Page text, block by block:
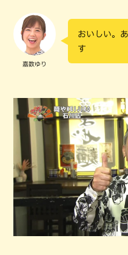
嘉数ゆり
おいしい。
す